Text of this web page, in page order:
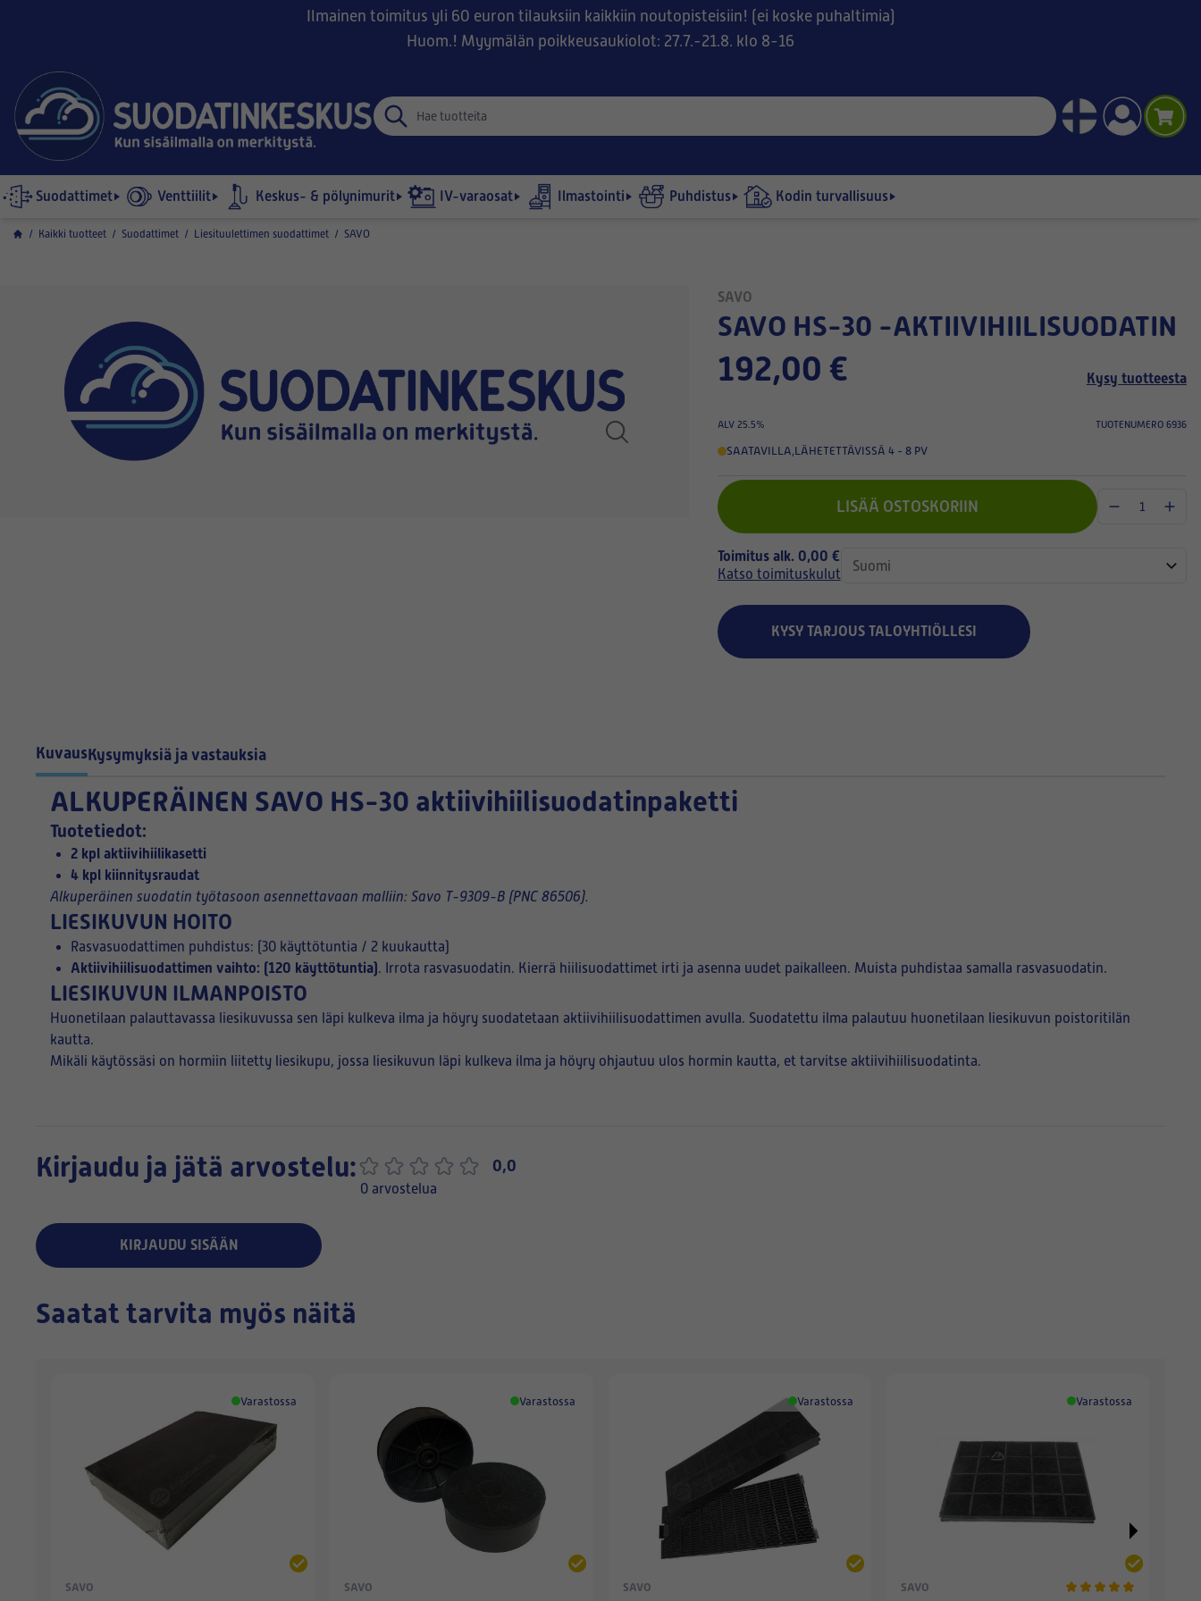
Ilmainen toimitus yli 60 euron tilauksiin kaikkiin noutopisteisiin! (ei koske puhaltimia)
Huom.! Myymälän poikkeusaukiolot: 27.7.-21.8. klo 8-16
Suodattimet Venttiilit Keskus- & pölynimurit IV-varaosat Ilmastointi Puhdistus Kodin turvallisuus
/ Kaikki tuotteet / Suodattimet / Liesituulettimen suodattimet / SAVO
SAVO
SAVO HS-30 -AKTIIVIHIILISUODATIN
192,00 € Kysy tuotteesta
ALV 25.5% TUOTENUMERO 6936
SAATAVILLA,LÄHETETTÄVISSÄ 4 - 8 PV
LISÄÄ OSTOSKORIIN
Toimitus alk. 0,00 €
Katso toimituskulut
KYSY TARJOUS TALOYHTIÖLLESI
KuvausKysymyksiä ja vastauksia
ALKUPERÄINEN SAVO HS-30 aktiivihiilisuodatinpaketti
Tuotetiedot:
2 kpl aktiivihiilikasetti
4 kpl kiinnitysraudat
Alkuperäinen suodatin työtasoon asennettavaan malliin: Savo T-9309-B (PNC 86506).
LIESIKUVUN HOITO
Rasvasuodattimen puhdistus: (30 käyttötuntia / 2 kuukautta)
Aktiivihiilisuodattimen vaihto: (120 käyttötuntia). Irrota rasvasuodatin. Kierrä hiilisuodattimet irti ja asenna uudet paikalleen. Muista puhdistaa samalla rasvasuodatin.
LIESIKUVUN ILMANPOISTO
Huonetilaan palauttavassa liesikuvussa sen läpi kulkeva ilma ja höyry suodatetaan aktiivihiilisuodattimen avulla. Suodatettu ilma palautuu huonetilaan liesikuvun poistoritilän
kautta.
Mikäli käytössäsi on hormiin liitetty liesikupu, jossa liesikuvun läpi kulkeva ilma ja höyry ohjautuu ulos hormin kautta, et tarvitse aktiivihiilisuodatinta.
Kirjaudu ja jätä arvostelu: 0,0
0 arvostelua
KIRJAUDU SISÄÄN
Saatat tarvita myös näitä
Varastossa
SAVO
Varastossa
SAVO
Varastossa
SAVO
Varastossa
SAVO